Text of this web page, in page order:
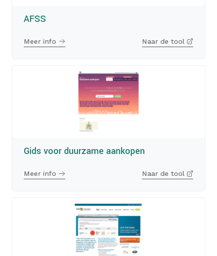
AFSS
Meer info Naar de tool
Gids voor duurzame aankopen
Meer info Naar de tool